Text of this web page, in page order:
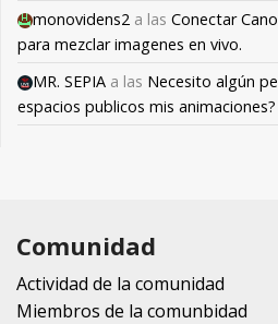
monovidens2 a las Conectar
para mezclar imagenes en vivo.
MR. SEPIA a las Necesito algún
espacios publicos mis animaciones?
Comunidad
Actividad de la comunidad
Miembros de la comunbidad